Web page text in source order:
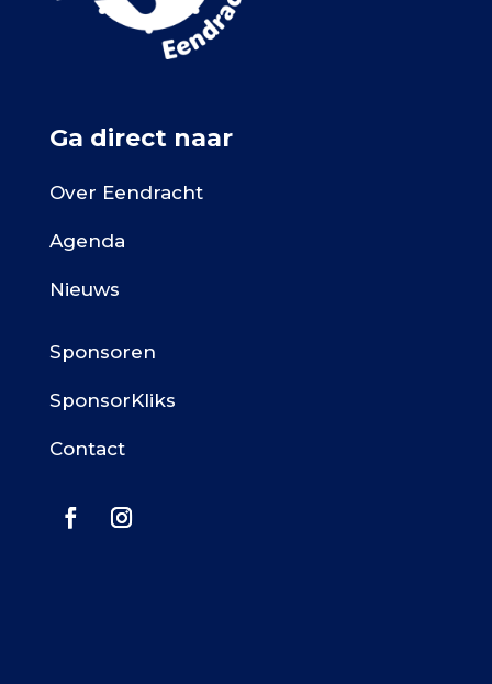
Ga direct naar
Over Eendracht
Agenda
Nieuws
Sponsoren
SponsorKliks
Contact